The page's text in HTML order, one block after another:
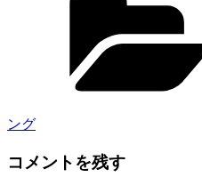
ング
コメントを残す